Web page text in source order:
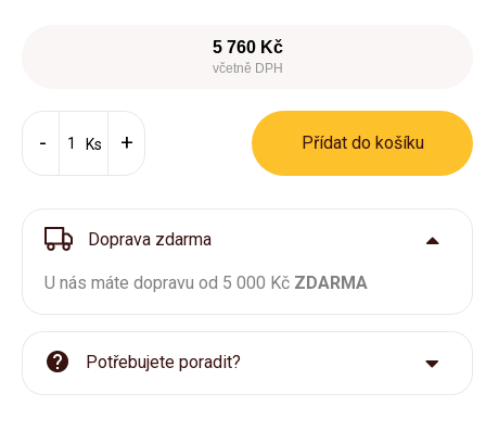
5 760 Kč
včetně DPH
Ks Přídat do košíku
Doprava zdarma
U nás máte dopravu od 5 000 Kč ZDARMA
Potřebujete poradit?